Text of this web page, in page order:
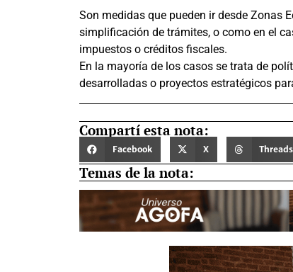
Son medidas que pueden ir desde Zonas
simplificación de trámites, o como en el
impuestos o créditos fiscales.
En la mayoría de los casos se trata de
desarrolladas o proyectos estratégicos
Compartí esta nota:
Facebook X Threads
Temas de la nota: